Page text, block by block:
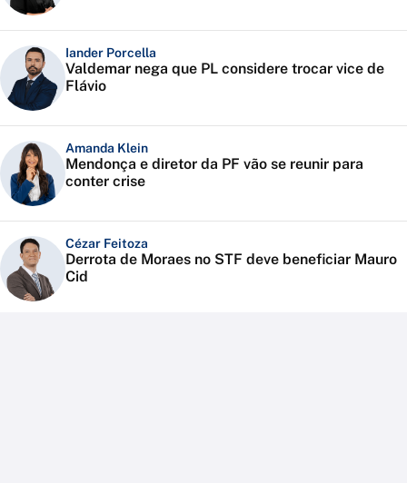
Iander Porcella
Valdemar nega que PL considere trocar vice de
Flávio
Amanda Klein
Mendonça e diretor da PF vão se reunir para
conter crise
Cézar Feitoza
Derrota de Moraes no STF deve beneficiar Mauro
Cid